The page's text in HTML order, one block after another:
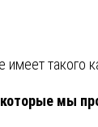
имеет такого
мы